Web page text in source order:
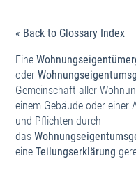
« Back to Glossary Index
Eine
oder
Gemeinschaft aller
einem Gebäude oder einer
und Pflichten durch
das
eineTeilungserklärung